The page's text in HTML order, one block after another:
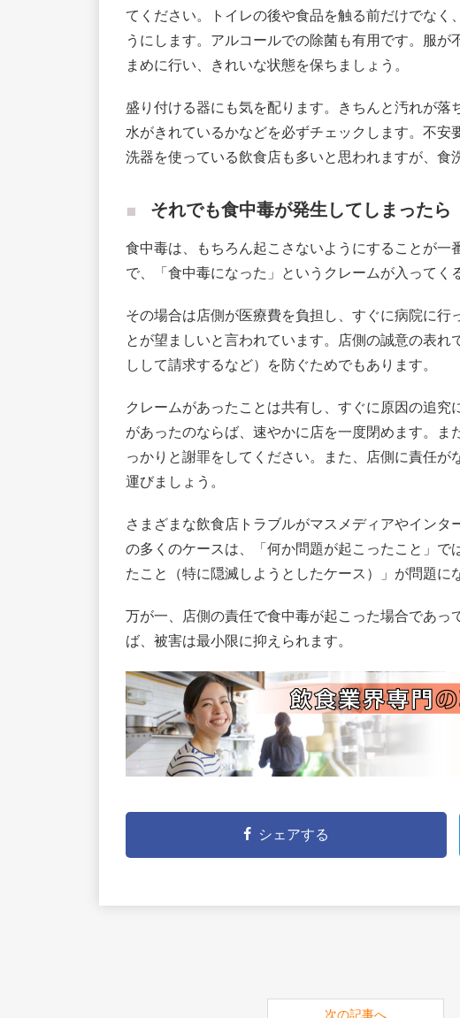
てください。トイレの後や食品を触る前だけでな
うにします。アルコールでの除菌も有用です。服
まめに行い、きれいな状態を保ちましょう。
盛り付ける器にも気を配ります。きちんと汚れが
水がきれているかなどを必ずチェックします。不
洗器を使っている飲食店も多いと思われますが、食
それでも食中毒が発生してしまったら
食中毒は、もちろん起こさないようにすることが
で、「食中毒になった」というクレームが入ってく
その場合は店側が医療費を負担し、すぐに病院に
とが望ましいと言われています。店側の誠意の表
しして請求するなど）を防ぐためでもあります。
クレームがあったことは共有し、すぐに原因の追
があったのならば、速やかに店を一度閉めます。
っかりと謝罪をしてください。また、店側に責任
運びましょう。
さまざまな飲食店トラブルがマスメディアやイン
の多くのケースは、「何か問題が起こったこと」
たこと（特に隠滅しようとしたケース）」が問題に
万が一、店側の責任で食中毒が起こった場合であ
ば、被害は最小限に抑えられます。
シェアする
次の記事へ